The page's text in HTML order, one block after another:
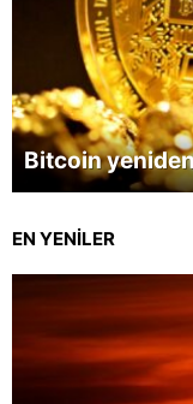
Bitcoin
EN YENİLER